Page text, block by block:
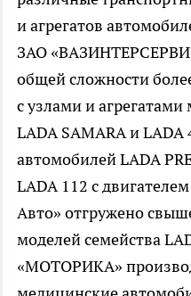
и агрегатов
ЗАО
общей сложности
с узлами и
LADA SAMARA и
автомобилей LADA
LADA 112 с
Авто» отгружено
моделей семейства
«МОТОРИКА»